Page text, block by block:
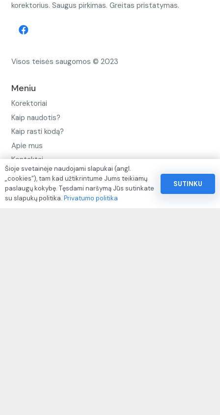
korektorius. Saugus pirkimas. Greitas pristatymas.
Visos teisės saugomos © 2023
Meniu
Korektoriai
Kaip naudotis?
Kaip rasti kodą?
Apie mus
Kontaktai
Privatumo politika
Pinigų ir prekių grąžinimo politika
Šioje svetainėje naudojami slapukai (angl.
„cookies“), tam kad užtikrintume Jums teikiamų
paslaugų kokybę. Tęsdami naršymą Jūs sutinkate
su slapukų politika. Privatumo politika
SUTINKU